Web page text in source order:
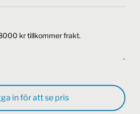
kr tillkommer frakt.
-
in för att se pris